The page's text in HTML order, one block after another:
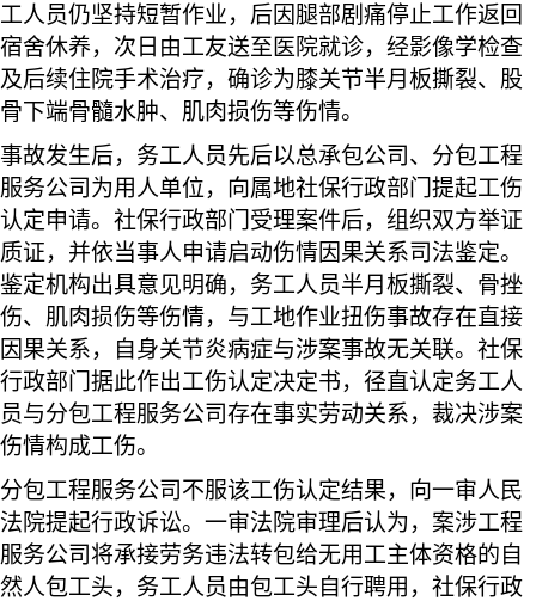
工人员仍坚持短暂作业，后因腿部剧痛停止工作返回
宿舍休养，次日由工友送至医院就诊，经影像学检查
及后续住院手术治疗，确诊为膝关节半月板撕裂、股
骨下端骨髓水肿、肌肉损伤等伤情。
事故发生后，务工人员先后以总承包公司、分包工程
服务公司为用人单位，向属地社保行政部门提起工伤
认定申请。社保行政部门受理案件后，组织双方举证
质证，并依当事人申请启动伤情因果关系司法鉴定。
鉴定机构出具意见明确，务工人员半月板撕裂、骨挫
伤、肌肉损伤等伤情，与工地作业扭伤事故存在直接
因果关系，自身关节炎病症与涉案事故无关联。社保
行政部门据此作出工伤认定决定书，径直认定务工人
员与分包工程服务公司存在事实劳动关系，裁决涉案
伤情构成工伤。
分包工程服务公司不服该工伤认定结果，向一审人民
法院提起行政诉讼。一审法院审理后认为，案涉工程
服务公司将承接劳务违法转包给无用工主体资格的自
然人包工头，务工人员由包工头自行聘用，社保行政